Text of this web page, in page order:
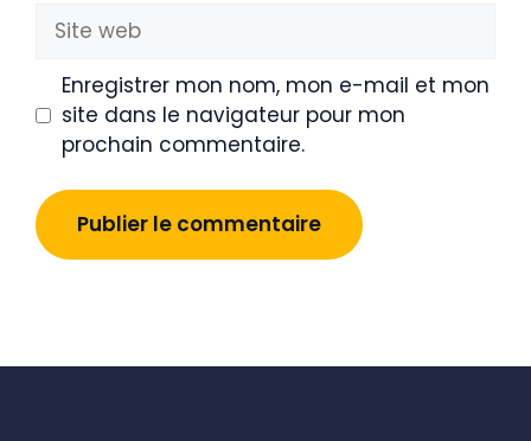
Site
web
Enregistrer mon nom, mon e-mail et mon
site dans le navigateur pour mon
prochain commentaire.